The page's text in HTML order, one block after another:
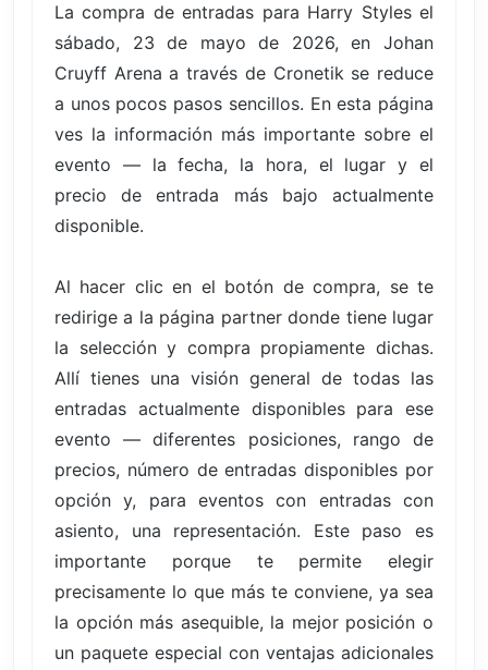
La compra de entradas para Harry Styles el
sábado, 23 de mayo de 2026, en Johan
Cruyff Arena a través de Cronetik se reduce
a unos pocos pasos sencillos. En esta página
ves la información más importante sobre el
evento — la fecha, la hora, el lugar y el
precio de entrada más bajo actualmente
disponible.
Al hacer clic en el botón de compra, se te
redirige a la página partner donde tiene lugar
la selección y compra propiamente dichas.
Allí tienes una visión general de todas las
entradas actualmente disponibles para ese
evento — diferentes posiciones, rango de
precios, número de entradas disponibles por
opción y, para eventos con entradas con
asiento, una representación. Este paso es
importante porque te permite elegir
precisamente lo que más te conviene, ya sea
la opción más asequible, la mejor posición o
un paquete especial con ventajas adicionales